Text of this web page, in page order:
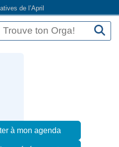
de l’April
à mon agenda